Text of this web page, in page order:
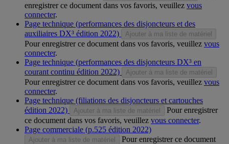
enregistrer ce document dans vos favoris, veuillez vous
connecter.
Page technique (performances des disjoncteurs et des
auxiliaires DX³ édition 2022)
Ajouter à ma liste de matériel
Pour enregistrer ce document dans vos favoris, veuillez vous
connecter.
Page technique (performances des disjoncteurs DX³ en
courant continu édition 2022)
Ajouter à ma liste de matériel
Pour enregistrer ce document dans vos favoris, veuillez vous
connecter.
Page technique (filiations des disjoncteurs et cartouches
édition 2022)
Ajouter à ma liste de matériel
Pour enregistrer
ce document dans vos favoris, veuillez vous connecter.
Page commerciale (p.525 édition 2022)
Ajouter à ma liste de matériel
Pour enregistrer ce document